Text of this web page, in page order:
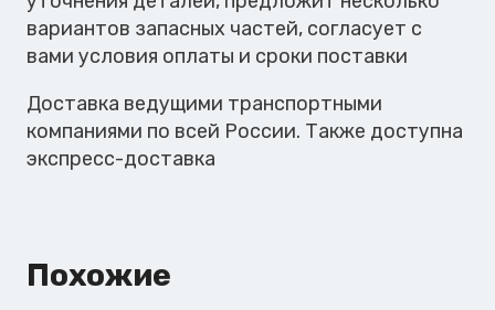
вариантов запасных частей, согласует с
вами условия оплаты и сроки поставки
Доставка ведущими транспортными
компаниями по всей России. Также доступна
экспресс-доставка
Похожие